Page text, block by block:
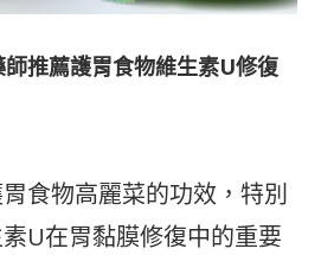
推薦護胃食物維生素U修復
食物高麗菜的功效，特別
U在胃黏膜修復中的重要